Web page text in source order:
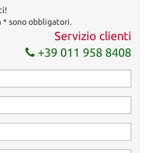
* sono obbligatori.
Servizio clienti
+39 011 958 8408